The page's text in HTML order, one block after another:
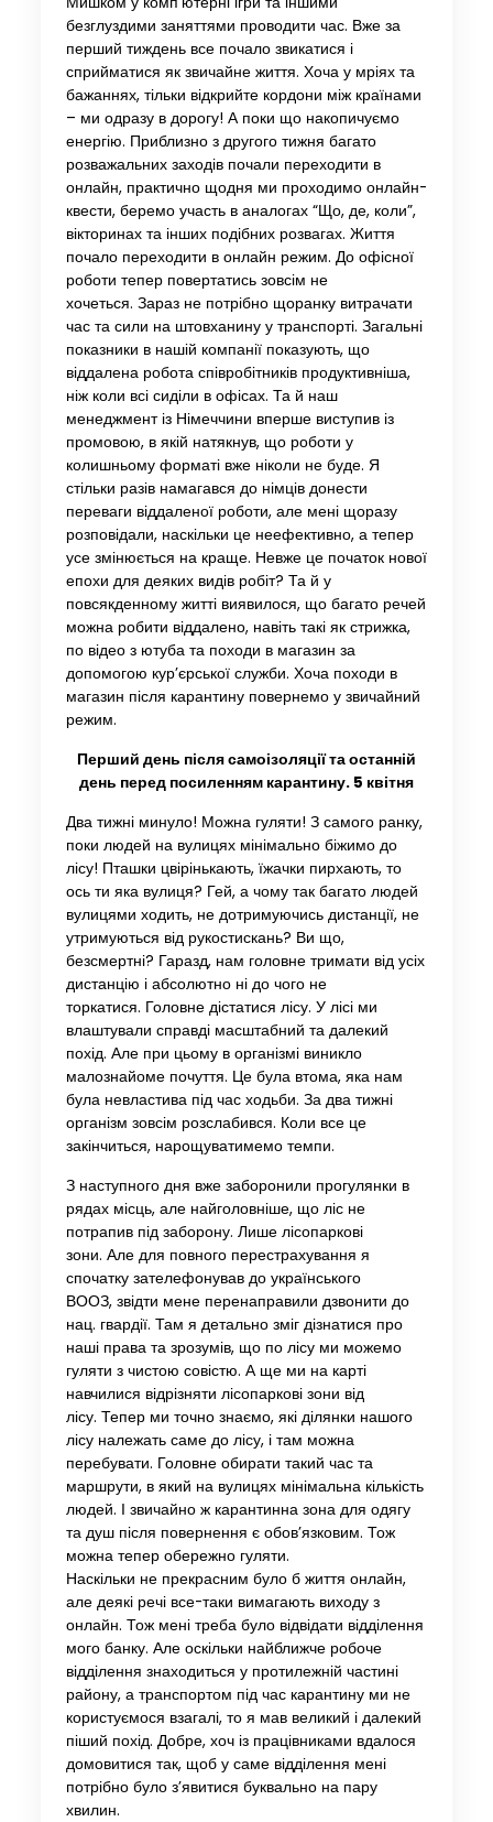
безглуздими заняттями проводити час. Вже за
перший тиждень все почало звикатися і
сприйматися як звичайне життя. Хоча у мріях та
бажаннях, тільки відкрийте кордони між країнами
– ми одразу в дорогу! А поки що накопичуємо
енергію. Приблизно з другого тижня багато
розважальних заходів почали переходити в
онлайн, практично щодня ми проходимо онлайн-
квести, беремо участь в аналогах “Що, де, коли”,
вікторинах та інших подібних розвагах. Життя
почало переходити в онлайн режим. До офісної
роботи тепер повертатись зовсім не
хочеться. Зараз не потрібно щоранку витрачати
час та сили на штовханину у транспорті. Загальні
показники в нашій компанії показують, що
віддалена робота співробітників продуктивніша,
ніж коли всі сиділи в офісах. Та й наш
менеджмент із Німеччини вперше виступив із
промовою, в якій натякнув, що роботи у
колишньому форматі вже ніколи не буде. Я
стільки разів намагався до німців донести
переваги віддаленої роботи, але мені щоразу
розповідали, наскільки це неефективно, а тепер
усе змінюється на краще. Невже це початок нової
епохи для деяких видів робіт? Та й у
повсякденному житті виявилося, що багато речей
можна робити віддалено, навіть такі як стрижка,
по відео з ютуба та походи в магазин за
допомогою кур’єрської служби. Хоча походи в
магазин після карантину повернемо у звичайний
режим.
Перший день після самоізоляції та останній
день перед посиленням карантину. 5 квітня
Два тижні минуло! Можна гуляти! З самого ранку,
поки людей на вулицях мінімально біжимо до
лісу! Пташки цвірінькають, їжачки пирхають, то
ось ти яка вулиця? Гей, а чому так багато людей
вулицями ходить, не дотримуючись дистанції, не
утримуються від рукостискань? Ви що,
безсмертні? Гаразд, нам головне тримати від усіх
дистанцію і абсолютно ні до чого не
торкатися. Головне дістатися лісу. У лісі ми
влаштували справді масштабний та далекий
похід. Але при цьому в організмі виникло
малознайоме почуття. Це була втома, яка нам
була невластива під час ходьби. За два тижні
організм зовсім розслабився. Коли все це
закінчиться, нарощуватимемо темпи.
З наступного дня вже заборонили прогулянки в
рядах місць, але найголовніше, що ліс не
потрапив під заборону. Лише лісопаркові
зони. Але для повного перестрахування я
спочатку зателефонував до українського
ВООЗ, звідти мене перенаправили дзвонити до
нац. гвардії. Там я детально зміг дізнатися про
наші права та зрозумів, що по лісу ми можемо
гуляти з чистою совістю. А ще ми на карті
навчилися відрізняти лісопаркові зони від
лісу. Тепер ми точно знаємо, які ділянки нашого
лісу належать саме до лісу, і там можна
перебувати. Головне обирати такий час та
маршрути, в який на вулицях мінімальна кількість
людей. І звичайно ж карантинна зона для одягу
та душ після повернення є обов’язковим. Тож
можна тепер обережно гуляти.
Наскільки не прекрасним було б життя онлайн,
але деякі речі все-таки вимагають виходу з
онлайн. Тож мені треба було відвідати відділення
мого банку. Але оскільки найближче робоче
відділення знаходиться у протилежній частині
району, а транспортом під час карантину ми не
користуємося взагалі, то я мав великий і далекий
піший похід. Добре, хоч із працівниками вдалося
домовитися так, щоб у саме відділення мені
потрібно було з’явитися буквально на пару
хвилин.